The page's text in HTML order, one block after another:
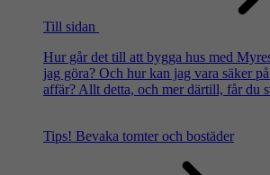
Till sidan
Hur går det till att bygga hus med
jag göra? Och hur kan jag vara säker
affär? Allt detta, och mer därtill, får du
Tips! Bevaka tomter och bostäder